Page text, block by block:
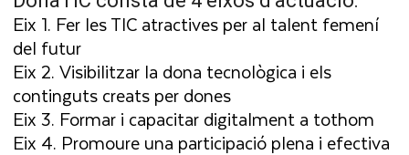
Eix 1. Fer les TIC atractives per al talent femení
del futur
Eix 2. Visibilitzar la dona tecnològica i els
continguts creats per dones
Eix 3. Formar i capacitar digitalment a tothom
Eix 4. Promoure una participació plena i efectiva